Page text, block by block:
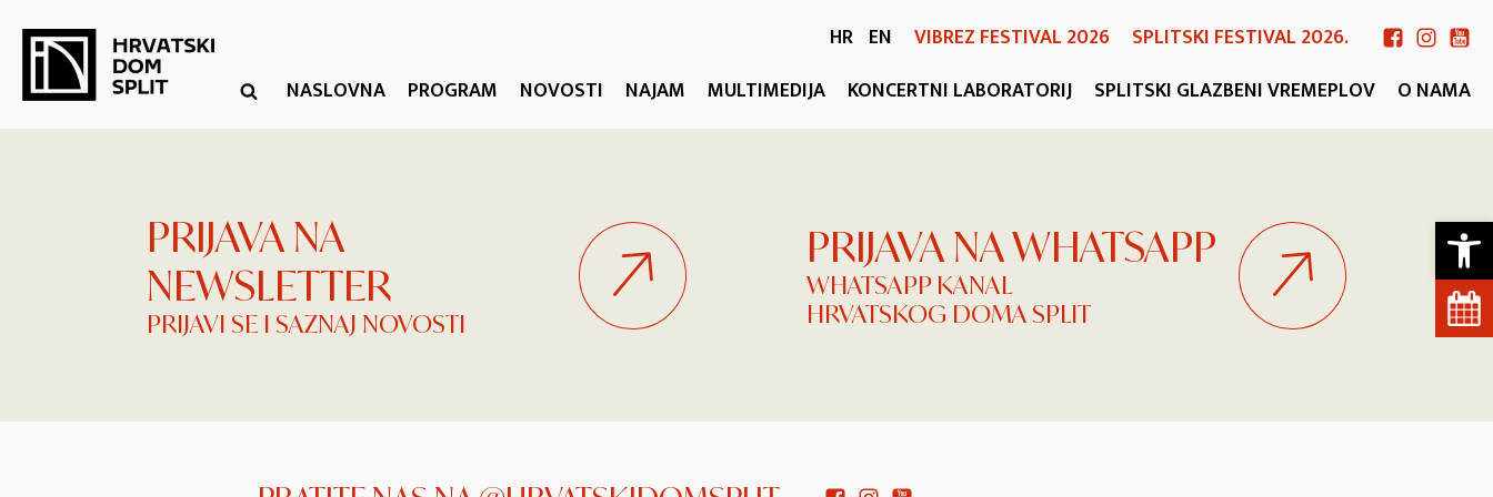
HR EN VIBREZ FESTIVAL 2026
SPLITSKI FESTIVAL 2026.
NASLOVNA
PROGRAM NOVOSTI NAJAM MULTIMEDIJA KONCERTNI LABORATORIJ SPLITSKI GLAZBENI VREMEPLOV O NAMA
PRIJAVA NA
NEWSLETTER
PRIJAVI SE I SAZNAJ NOVOSTI
PRIJAVA NA WHATSAPP
WHATSAPP KANAL
HRVATSKOG DOMA SPLIT